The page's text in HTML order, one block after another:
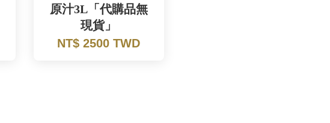
原汁3L「代購品無
現貨」
NT$ 2500 TWD